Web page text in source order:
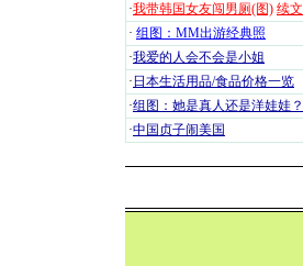
·我带韩国女友闯男厕(图) 续文
· 组图：MM出游经典照
·我爱的人会不会是小姐
· 日本生活用品/食品价格一览
·组图：她是真人还是洋娃娃？
·中国贞子闹美国